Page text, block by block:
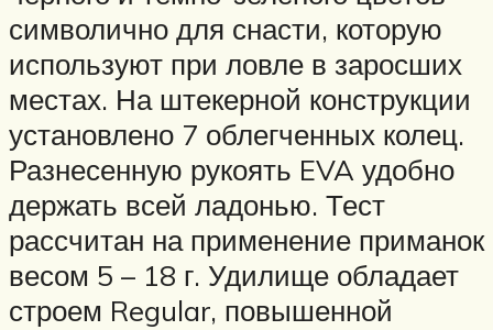
символично для снасти, которую
используют при ловле в заросших
местах. На штекерной конструкции
установлено 7 облегченных колец.
Разнесенную рукоять EVA удобно
держать всей ладонью. Тест
рассчитан на применение приманок
весом 5 – 18 г. Удилище обладает
строем Regular, повышенной